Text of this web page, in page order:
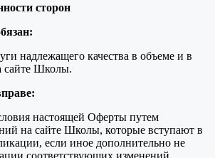
сторон
надлежащего качества в объеме и в
сайте Школы.
настоящей Оферты путем
на сайте Школы, которые вступают в
если иное дополнительно не
соответствующих изменений.